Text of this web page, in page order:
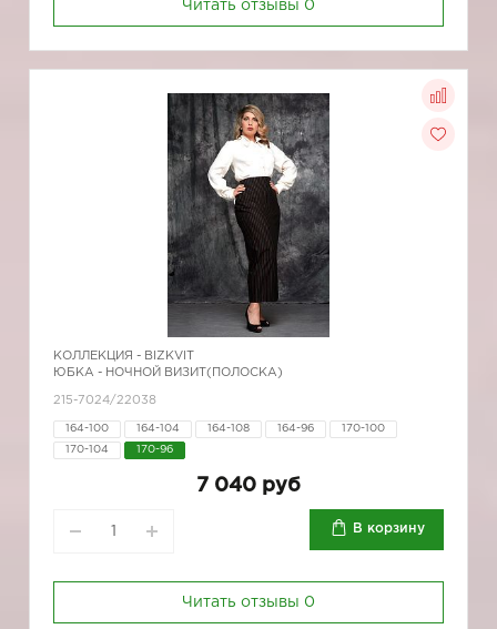
Читать отзывы 0
КОЛЛЕКЦИЯ - BIZKVIT
ЮБКА - НОЧНОЙ ВИЗИТ(ПОЛОСКА)
215-7024/22038
164-100 164-104 164-108 164-96 170-100
170-104 170-96
7 040 руб
В корзину
Читать отзывы 0